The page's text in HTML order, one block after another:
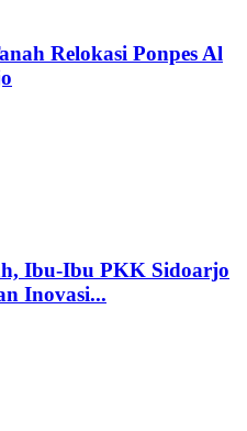
Relokasi Ponpes Al
Ibu-Ibu PKK Sidoarjo
Inovasi...